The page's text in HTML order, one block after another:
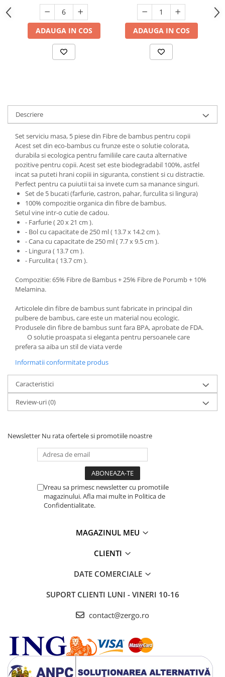
Suporturi si servetele
Tacamuri si seturi
Taietoare manuale
Tirbusoane si dopuri
Tocatoare de bucatarie
Ustensile ornare prajituri
Vaze si boluri decorative
Vesela unica folosinta
Suporturi si accesorii de baie
Uscatoare de rufe
ADAUGA IN COS ADAUGA IN COS
Descriere
Set serviciu masa, 5 piese din Fibre de bambus pentru copii
Acest set din eco-bambus cu frunze este o solutie colorata,
durabila si ecologica pentru familiile care cauta alternative
pozitive pentru copii. Acest set este biodegradabil 100%, astfel
incat sa puteti hrani copiii in siguranta, constient si cu distractie.
Perfect pentru ca puiutii tai sa invete cum sa manance singuri.
Set de 5 bucati (farfurie, castron, pahar, furculita si lingura)
100% compozitie organica din fibre de bambus.
Setul vine intr-o cutie de cadou.
- Farfurie ( 20 x 21 cm ).
- Bol cu capacitate de 250 ml ( 13.7 x 14.2 cm ).
- Cana cu capacitate de 250 ml ( 7.7 x 9.5 cm ).
- Lingura ( 13.7 cm ).
- Furculita ( 13.7 cm ).
Compozitie: 65% Fibre de Bambus + 25% Fibre de Porumb + 10%
Melamina.
Articolele din fibre de bambus sunt fabricate in principal din
pulbere de bambus, care este un material nou ecologic.
Produsele din fibre de bambus sunt fara BPA, aprobate de FDA.
O solutie proaspata si eleganta pentru persoanele care
prefera sa aiba un stil de viata verde
Informatii conformitate produs
Caracteristici
Review-uri(0)
Newsletter Nu rata ofertele si promotiile noastre
Vreau sa primesc newsletter cu promotiile
magazinului. Afla mai multe in Politica de
Confidentialitate.
MAGAZINUL MEU
CLIENTI
DATE COMERCIALE
SUPORT CLIENTI LUNI - VINERI 10-16
contact@zergo.ro